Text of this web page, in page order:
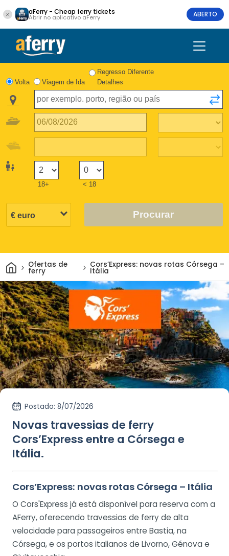
aFerry - Cheap ferry tickets
Abrir no aplicativo aFerry ABERTO
Volta Viagem de Ida
Regresso Diferente
Detalhes
18+ < 18
Procurar
CasaOfertas de
ferry
Cors’Express: novas rotas Córsega –
Itália
Postado: 8/07/2026
Novas travessias de ferry
Cors’Express entre a Córsega e
Itália.
Cors’Express: novas rotas Córsega – Itália
O Cors'Express já está disponível para reserva com a
AFerry, oferecendo travessias de ferry de alta
velocidade para passageiros entre Bastia, na
Córsega, e os portos italianos de Livorno, Génova e